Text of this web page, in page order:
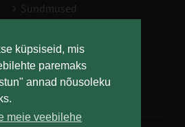
küpsiseid, mis
paremaks
annad nõusoleku
meie veebilehe
Sündmused
Teabesalv
Liitu uudiskirjaga